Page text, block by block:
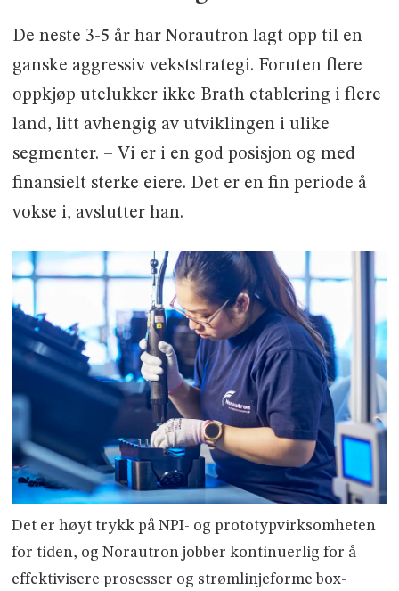
De neste 3-5 år har Norautron lagt opp til en
ganske aggressiv vekststrategi. Foruten flere
oppkjøp utelukker ikke Brath etablering i flere
land, litt avhengig av utviklingen i ulike
segmenter. – Vi er i en god posisjon og med
finansielt sterke eiere. Det er en fin periode å
vokse i, avslutter han.
Det er høyt trykk på NPI- og prototypvirksomheten
for tiden, og Norautron jobber kontinuerlig for å
effektivisere prosesser og strømlinjeforme box-